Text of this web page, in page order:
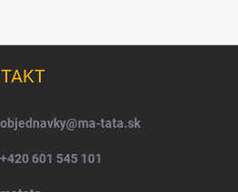
objednavky@ma-tata.sk
+420 601 545 101